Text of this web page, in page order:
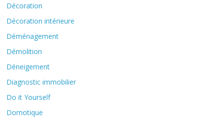
Décoration
Décoration intérieure
Déménagement
Démolition
Déneigement
Diagnostic immobilier
Do it Yourself
Domotique